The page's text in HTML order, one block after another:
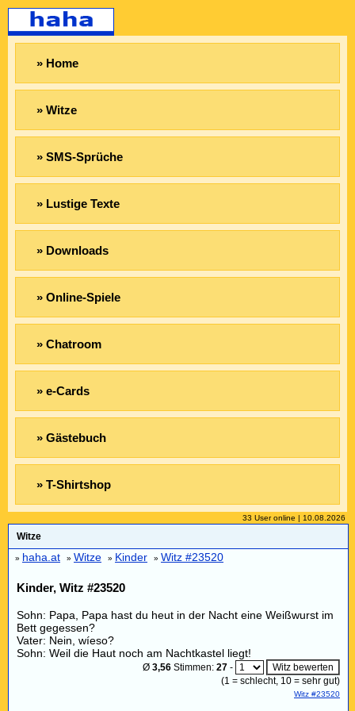
» Home
» Witze
» SMS-Sprüche
» Lustige Texte
» Downloads
» Online-Spiele
» Chatroom
» e-Cards
» Gästebuch
» T-Shirtshop
33 User online | 10.08.2026
Witze
» haha.at » Witze » Kinder » Witz #23520
Kinder, Witz #23520
Sohn: Papa, Papa hast du heut in der Nacht eine Weißwurst im
Bett gegessen?
Vater: Nein, wíeso?
Sohn: Weil die Haut noch am Nachtkastel liegt!
Ø 3,56 Stimmen: 27 -
(1 = schlecht, 10 = sehr gut)
Witz #23520